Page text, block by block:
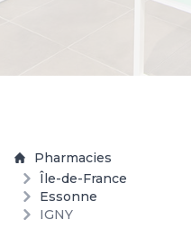
Pharmacies
Île-de-France
Essonne
IGNY